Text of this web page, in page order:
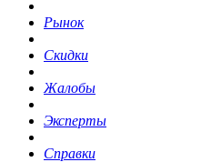
Рынок
Скидки
Жалобы
Эксперты
Справки